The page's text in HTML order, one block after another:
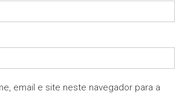
email e site neste navegador para a